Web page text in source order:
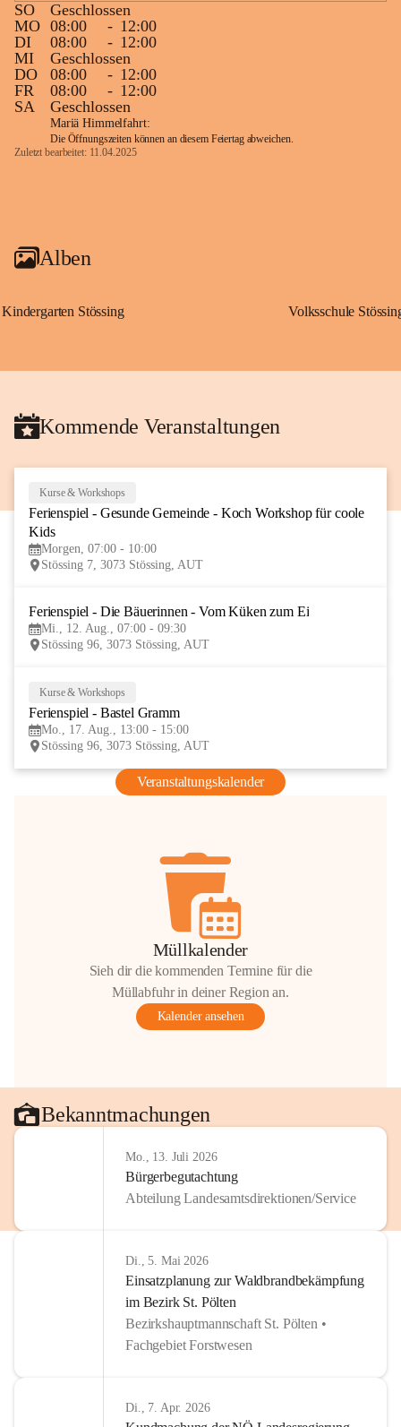
SO
Geschlossen
MO 08:00 - 12:00
DI
08:00 - 12:00
MI
Geschlossen
DO
08:00 - 12:00
FR
08:00 - 12:00
SA
Geschlossen
Mariä Himmelfahrt:
Die Öffnungszeiten können an diesem Feiertag abweichen.
Zuletzt bearbeitet: 11.04.2025
Alben
Kindergarten Stössing Volksschule
Kommende Veranstaltungen
AUG
Kurse & Workshops
Ferienspiel - Gesunde Gemeinde - Koch Workshop für coole
Kids
Morgen, 07:00 - 10:00
Stössing 7, 3073 Stössing, AUT
Ferienspiel - Die Bäuerinnen - Vom Küken zum Ei
Mi., 12. Aug., 07:00 - 09:30
Stössing 96, 3073 Stössing, AUT
Kurse & Workshops
Ferienspiel - Bastel Gramm
Mo., 17. Aug., 13:00 - 15:00
Stössing 96, 3073 Stössing, AUT
Veranstaltungskalender
Müllkalender
Sieh dir die kommenden Termine für die
Müllabfuhr in deiner Region an.
Kalender ansehen
Bekanntmachungen
Mo., 13. Juli 2026
Bürgerbegutachtung
Abteilung Landesamtsdirektionen/Service
Di., 5. Mai 2026
Einsatzplanung zur Waldbrandbekämpfung
im Bezirk St. Pölten
Bezirkshauptmannschaft St. Pölten •
Fachgebiet Forstwesen
Di., 7. Apr. 2026